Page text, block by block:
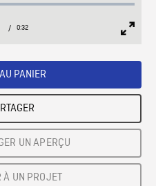
/ Duration
0:32
PANIER
UN APERÇU
À UN PROJET